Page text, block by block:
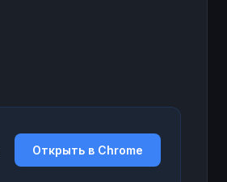
Открыть в Chrome